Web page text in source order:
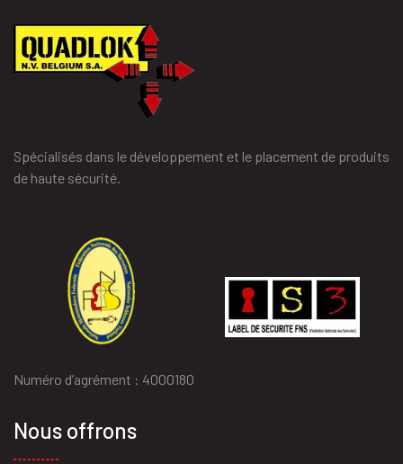
Spécialisés dans le développement et le placement de produits
de haute sécurité.
Numéro d’agrément : 4000180
Nous offrons